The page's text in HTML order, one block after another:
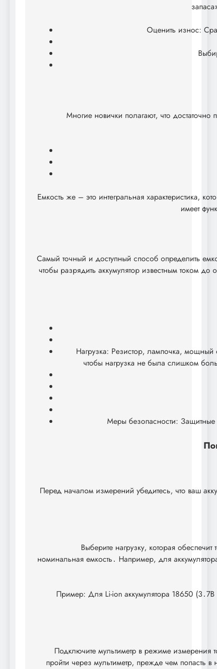
Оценить износ:
Многие новички полагают, что достаточно
Емкость же – это интегральная характеристика,
имеет
Самый точный и доступный способ определить
чтобы разрядить аккумулятор известным током
Нагрузка: Резистор, лампочка, мощный
чтобы нагрузка не была слишком
Меры безопасности: Защитные
Перед началом измерений убедитесь, что ваш
Выберите нагрузку, которая
номинальная емкость․ Например, для
Пример: Для Li-ion аккумулятора 18650
Подключите мультиметр в режиме измерения
пройти через мультиметр, прежде чем попасть